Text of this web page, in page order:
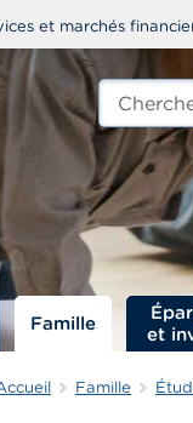
et marchés
Chercher
edit-
Famille
et
Famille